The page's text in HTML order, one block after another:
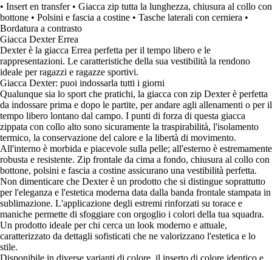
• Insert en transfer • Giacca zip tutta la lunghezza, chiusura al collo con
bottone • Polsini e fascia a costine • Tasche laterali con cerniera •
Bordatura a contrasto
Giacca Dexter Errea
Dexter è la giacca Errea perfetta per il tempo libero e le
rappresentazioni. Le caratteristiche della sua vestibilità la rendono
ideale per ragazzi e ragazze sportivi.
Giacca Dexter: puoi indossarla tutti i giorni
Qualunque sia lo sport che pratichi, la giacca con zip Dexter è perfetta
da indossare prima e dopo le partite, per andare agli allenamenti o per il
tempo libero lontano dal campo. I punti di forza di questa giacca
zippata con collo alto sono sicuramente la traspirabilità, l'isolamento
termico, la conservazione del calore e la libertà di movimento.
All'interno è morbida e piacevole sulla pelle; all'esterno è estremamente
robusta e resistente. Zip frontale da cima a fondo, chiusura al collo con
bottone, polsini e fascia a costine assicurano una vestibilità perfetta.
Non dimenticare che Dexter è un prodotto che si distingue soprattutto
per l'eleganza e l'estetica moderna data dalla banda frontale stampata in
sublimazione. L'applicazione degli estremi rinforzati su torace e
maniche permette di sfoggiare con orgoglio i colori della tua squadra.
Un prodotto ideale per chi cerca un look moderno e attuale,
caratterizzato da dettagli sofisticati che ne valorizzano l'estetica e lo
stile.
Disponibile in diverse varianti di colore, il inserto di colore identico e